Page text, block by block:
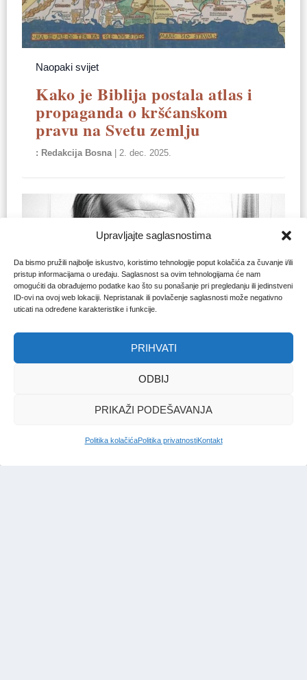
Upravljajte saglasnostima
Da bismo pružili najbolje iskustvo, koristimo tehnologije poput kolačića za čuvanje i/ili
pristup informacijama o uređaju. Saglasnost sa ovim tehnologijama će nam
omogućiti da obrađujemo podatke kao što su ponašanje pri pregledanju ili jedinstveni
ID-ovi na ovoj web lokaciji. Nepristanak ili povlačenje saglasnosti može negativno
uticati na određene karakteristike i funkcije.
PRIHVATI
ODBIJ
PRIKAŽI PODEŠAVANJA
Politika kolačićaPolitika privatnostiKontakt
Naopaki svijet
Kako je Biblija postala atlas i
propaganda o kršćanskom
pravu na Svetu zemlju
Redakcija Bosna|2. dec. 2025.
Jehovini tenkovi